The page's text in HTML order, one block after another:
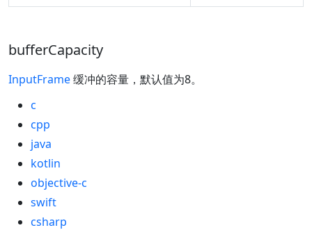
bufferCapacity
InputFrame缓冲的容量，默认值为8。
c
cpp
java
kotlin
objective-c
swift
csharp